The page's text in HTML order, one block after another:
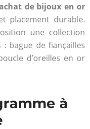
de bijoux en or
placement durable.
une collection
bague de fiançailles
d’oreilles en or
à